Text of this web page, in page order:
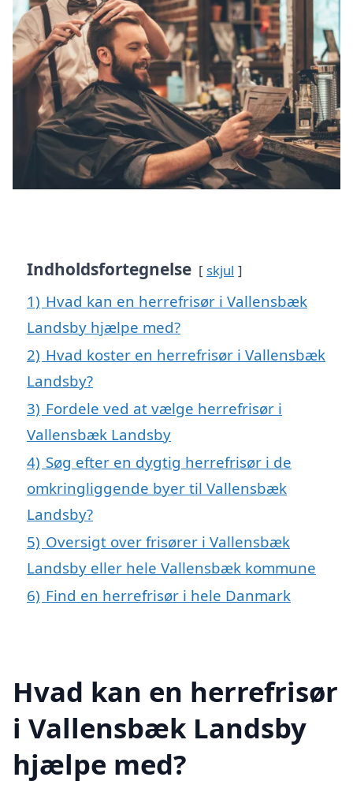
Indholdsfortegnelse skjul
1) Hvad kan en herrefrisør i Vallensbæk
Landsby hjælpe med?
2) Hvad koster en herrefrisør i Vallensbæk
Landsby?
3) Fordele ved at vælge herrefrisør i
Vallensbæk Landsby
4) Søg efter en dygtig herrefrisør i de
omkringliggende byer til Vallensbæk
Landsby?
5) Oversigt over frisører i Vallensbæk
Landsby eller hele Vallensbæk kommune
6) Find en herrefrisør i hele Danmark
Hvad kan en herrefrisør
i Vallensbæk Landsby
hjælpe med?